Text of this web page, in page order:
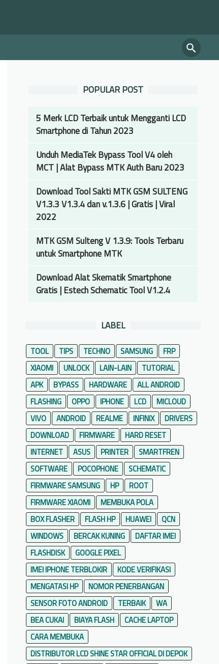
POPULAR POST
5 Merk LCD Terbaik untuk Mengganti LCD
Smartphone di Tahun 2023
Unduh MediaTek Bypass Tool V4 oleh
MCT | Alat Bypass MTK Auth Baru 2023
Download Tool Sakti MTK GSM SULTENG
V1.3.3 V1.3.4 dan v.1.3.6 | Gratis | Viral
2022
MTK GSM Sulteng V 1.3.9: Tools Terbaru
untuk Smartphone MTK
Download Alat Skematik Smartphone
Gratis | Estech Schematic Tool V1.2.4
LABEL
TOOL TIPS TECHNO SAMSUNG
FRP
XIAOMI
UNLOCK LAIN-LAIN
TUTORIAL
APK
BYPASS HARDWARE
ALL ANDROID
FLASHING
OPPO IPHONE LCD
MICLOUD
VIVO
ANDROID REALME INFINIX
DRIVERS
DOWNLOAD
FIRMWARE
HARD RESET
INTERNET
ASUS PRINTER
SMARTFREN
SOFTWARE
POCOPHONE
SCHEMATIC
FIRMWARE SAMSUNG
HP
ROOT
FIRMWARE XIAOMI
MEMBUKA POLA
BOX FLASHER
FLASH HP HUAWEI
QCN
WINDOWS
BERCAK KUNING
DAFTAR IMEI
FLASHDISK
GOOGLE PIXEL
IMEI IPHONE TERBLOKIR
KODE VERIFIKASI
MENGATASI HP
NOMOR PENERBANGAN
SENSOR FOTO ANDROID
TERBAIK
WA
BEA CUKAI
BIAYA FLASH
CACHE LAPTOP
CARA MEMBUKA
DISTRIBUTOR LCD SHINE STAR OFFICIAL DI DEPOK